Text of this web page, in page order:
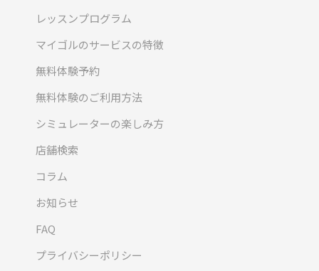
レッスンプログラム
マイゴルのサービスの特徴
無料体験予約
無料体験のご利用方法
シミュレーターの楽しみ方
店舗検索
コラム
お知らせ
FAQ
プライバシーポリシー